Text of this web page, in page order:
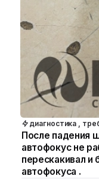
диагностика ,
После падения
автофокус не
перескакивал
автофокуса .